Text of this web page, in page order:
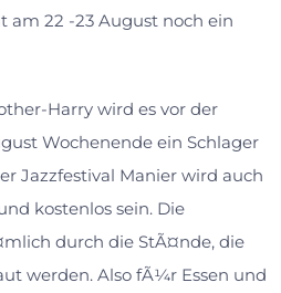
am 22 -23 August noch ein
Harry wird es vor der
Wochenende ein Schlager
Jazzfestival Manier wird auch
kostenlos sein. Die
durch die StÃ¤nde, die
werden. Also fÃ¼r Essen und